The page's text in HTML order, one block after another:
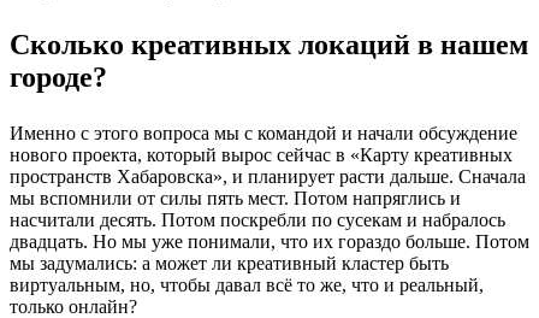
Сколько креативных локаций в нашем
городе?
Именно с этого вопроса мы с командой и начали обсуждение
нового проекта, который вырос сейчас в «Карту креативных
пространств Хабаровска», и планирует расти дальше. Сначала
мы вспомнили от силы пять мест. Потом напряглись и
насчитали десять. Потом поскребли по сусекам и набралось
двадцать. Но мы уже понимали, что их гораздо больше. Потом
мы задумались: а может ли креативный кластер быть
виртуальным, но, чтобы давал всё то же, что и реальный,
только онлайн?